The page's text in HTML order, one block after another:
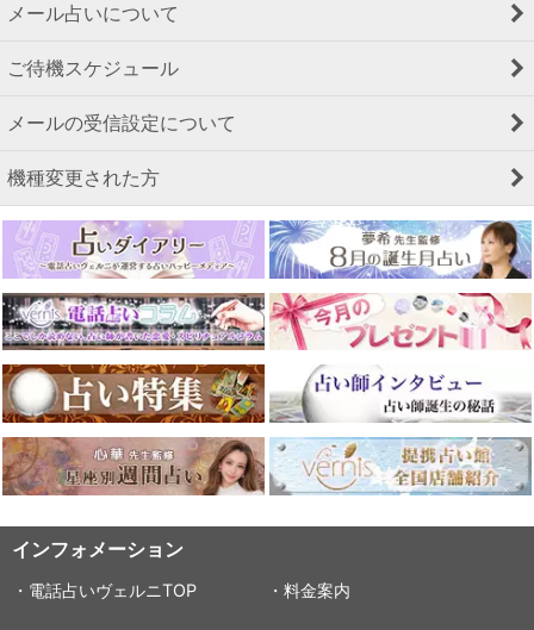
メール占いについて
ご待機スケジュール
メールの受信設定について
機種変更された方
インフォメーション
・電話占いヴェルニTOP ・料金案内